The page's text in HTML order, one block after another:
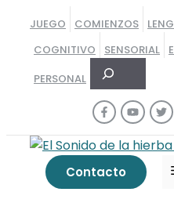
contenido
JUEGO COMIENZOS
COGNITIVO
SENSORIAL
PERSONAL
Buscar
Contacto